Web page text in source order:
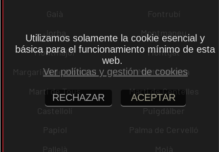
Gaià
Fontrubí
Jorba
Montmaneu
Montmajor
Montgat
Margarida de Montbui
Martí Sarroca
Martí de Tous
Martí de Centelles
Castellolí
Puigdàlber
Papiol
Palma de Cervelló
Pallejà
Moià
Utilizamos solamente la cookie esencial y
básica para el funcionamiento mínimo de esta
web.
Ver políticas y gestión de cookies
RECHAZAR ACEPTAR